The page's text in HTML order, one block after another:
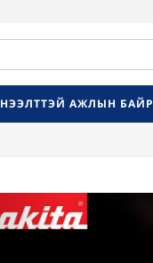
НЭЭЛТТЭЙ АЖЛЫН БАЙР
Previous